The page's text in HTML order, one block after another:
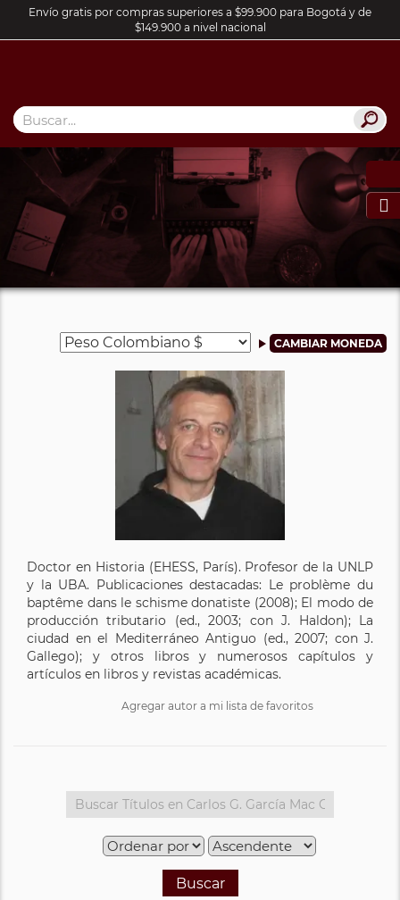
Envío gratis por compras superiores a $99.900 para Bogotá y de
$149.900 a nivel nacional

Doctor en Historia (EHESS, París). Profesor de la UNLP
y la UBA. Publicaciones destacadas: Le problème du
baptême dans le schisme donatiste (2008); El modo de
producción tributario (ed., 2003; con J. Haldon); La
ciudad en el Mediterráneo Antiguo (ed., 2007; con J.
Gallego); y otros libros y numerosos capítulos y
artículos en libros y revistas académicas.
Agregar autor a mi lista de favoritos
Buscar